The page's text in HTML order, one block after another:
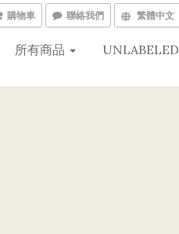
購物車 聯絡我們 繁體中文
所有商品 UNLABELED